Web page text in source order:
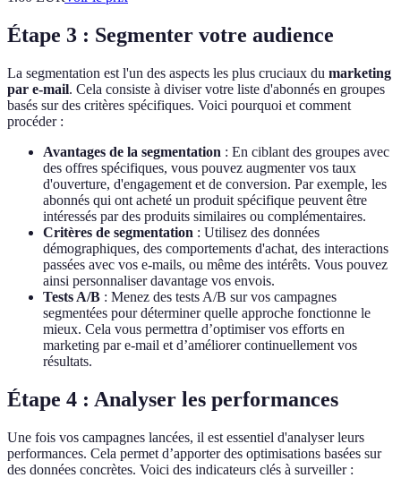
Étape 3 : Segmenter votre audience
La segmentation est l'un des aspects les plus cruciaux du marketing
par e-mail. Cela consiste à diviser votre liste d'abonnés en groupes
basés sur des critères spécifiques. Voici pourquoi et comment
procéder :
Avantages de la segmentation : En ciblant des groupes avec
des offres spécifiques, vous pouvez augmenter vos taux
d'ouverture, d'engagement et de conversion. Par exemple, les
abonnés qui ont acheté un produit spécifique peuvent être
intéressés par des produits similaires ou complémentaires.
Critères de segmentation : Utilisez des données
démographiques, des comportements d'achat, des interactions
passées avec vos e-mails, ou même des intérêts. Vous pouvez
ainsi personnaliser davantage vos envois.
Tests A/B : Menez des tests A/B sur vos campagnes
segmentées pour déterminer quelle approche fonctionne le
mieux. Cela vous permettra d’optimiser vos efforts en
marketing par e-mail et d’améliorer continuellement vos
résultats.
Étape 4 : Analyser les performances
Une fois vos campagnes lancées, il est essentiel d'analyser leurs
performances. Cela permet d’apporter des optimisations basées sur
des données concrètes. Voici des indicateurs clés à surveiller :